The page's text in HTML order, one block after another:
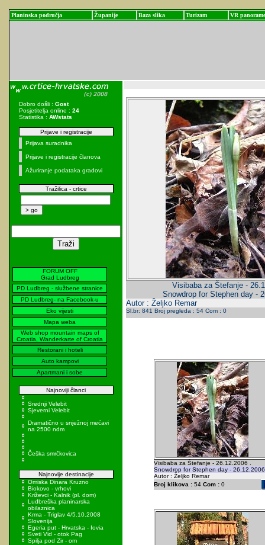
Planinska područja Županije Baza slika Turizam VR panorame
Dobro došli : Gost
Posjetitelja online : 24
Statistika : AWstats
Prijave i registracije
Prijava suradnika
Prijave i registracije članova
Ažuriranje podataka gradovi
Tražilica - crtice
FORUM OFF
Grad Ludbreg
PD Ludbreg - službene stranice
PD Ludbreg- na Facebook-u
Eko vijesti
Mapa weba
Web shop mountain maps of
Croatia, Wanderkarte of Croatia
Restorani i hoteli
Auto kampovi
Apartmani i sobe
Najnoviji članci
Srednji Velebit
Sjeverni Velebit
Dramatično u snježnoj mećavi
na 2500 ndm
Češka smrčkovica
Najnovije destinacije
Omiska Dinara Kruzno
Biokovo - vrhovi
Križevci - Kalnik (pl. dom)
Ludbreška planinarska
obilaznica
Krma - Triglav 4/5.10.2008
Slovenija
Egeria put - Hrvatska - Iovia
Sveti Vid - otok Pag
Spilja pod Zir - om
Visibaba za Štefanje -
Snowdrop for Stephen day -
Autor : Željko Remar
Sl.br: 841 Broj pregleda : 54 Com : 0
Visibaba za Štefanje - 26.12.2006 .
Snowdrop for Stephen day -
Autor : Željko Remar
Broj klikova :54 Com :0